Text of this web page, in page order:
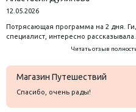
12.05.2026
Потрясающая программа на 2 дня.
специалист, интересно
Читать отзыв
Магазин Путешествий
Спасибо, очень рады!